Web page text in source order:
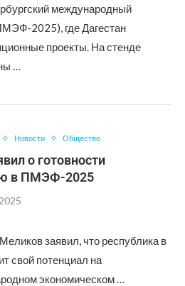
международный
2025), где Дагестан
проекты. На стенде
…
Новости Общество
о готовности
в ПМЭФ-2025
заявил, что республика в
свой потенциал на
экономическом …